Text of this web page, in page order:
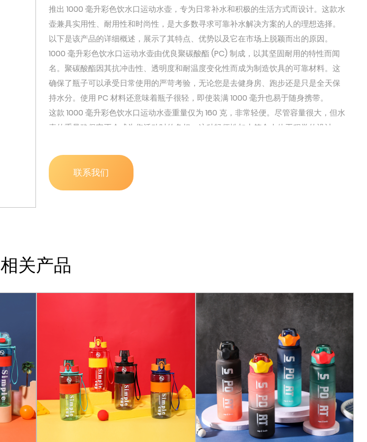
推出 1000 毫升彩色饮水口运动水壶，专为日常补水和积极的生活方式而设计。这款水
壶兼具实用性、耐用性和时尚性，是大多数寻求可靠补水解决方案的人的理想选择。
以下是该产品的详细概述，展示了其特点、优势以及它在市场上脱颖而出的原因。
1000 毫升彩色饮水口运动水壶由优良聚碳酸酯 (PC) 制成，以其坚固耐用的特性而闻
名。聚碳酸酯因其抗冲击性、透明度和耐温度变化性而成为制造饮具的可靠材料。这
确保了瓶子可以承受日常使用的严苛考验，无论您是去健身房、跑步还是只是全天保
持水分。使用 PC 材料还意味着瓶子很轻，即使装满 1000 毫升也易于随身携带。
这款 1000 毫升彩色饮水口运动水壶重量仅为 160 克，非常轻便。尽管容量很大，但水
壶的重量确保它不会成为您活动时的负担。这种轻便性加上符合人体工程学的设计，
的携带体验，同时仍然足够坚固以承受常规使用。
这款水壶容量为 1000 毫升，适合那些需要全天保持水分的人。无论您是在工作、在健
身房还是在徒步旅行，这款水壶都能为您的补水需求提供充足的空间。大容量也使其
使其成为那些希望一次购买多瓶水壶的人的经济实惠的选择。每个瓶子都经过精心包
装，以确保其以更好的状态送达并随时可用。
100 瓶装盒子的包装尺寸为 8843.552 厘米。这些尺寸旨在优化空间并确保瓶子在运
输和储存时安全包装。盒子尺寸易于管理，易于储存或运输，无论您是将它们运送到
不同位置还是将它们存储在仓库中。精心包装可确保每个瓶子在运输过程中受到保
护，以完好无损的状态到达目的地。
耐用性是 1000 毫升彩色饮水口运动水壶的一个关键特性。使用高质量 PC 材料可确保
瓶子能够承受跌落、撞击和日常使用中的一般磨损。它还设计为可重复使用，通过减
少对一次性塑料瓶的需求来促进可持续性。瓶子的设计专注于提供轻松愉快的用户体
验，宽口设计便于灌装和清洁。无论您喜欢水、运动饮料还是冰沙，这款瓶子都能满
足您的所有需求。
这款水瓶用途广泛，适合各种活动。无论您是在办公室、徒步旅行还是在健身房锻
炼，1000ml 彩色饮水口运动水瓶都能满足您的补水需求。瓶子的设计确保它易于携
联系我们
相关产品